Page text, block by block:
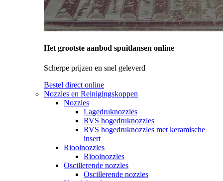
Het grootste aanbod spuitlansen online
Scherpe prijzen en snel geleverd
Bestel direct online
Nozzles en Reinigingskoppen
Nozzles
Lagedruknozzles
RVS hogedruknozzles
RVS hogedruknozzles met keramische
insert
Rioolnozzles
Rioolnozzles
Oscillerende nozzles
Oscillerende nozzles